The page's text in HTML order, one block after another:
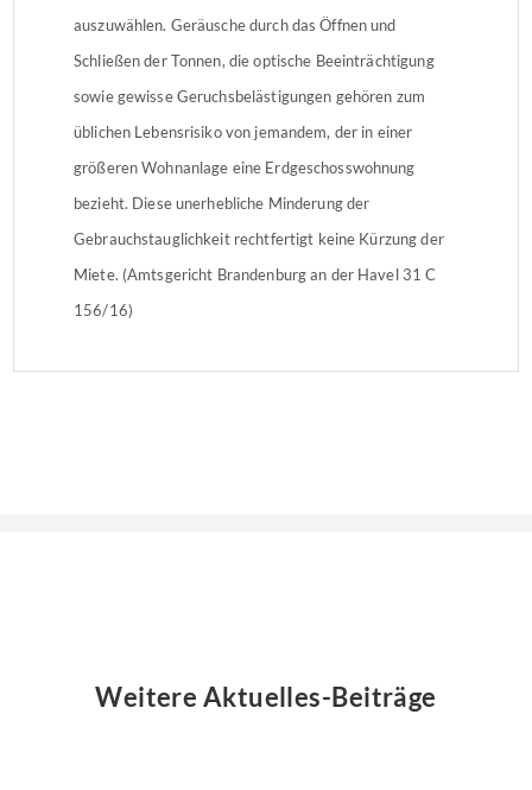
auszuwählen. Geräusche durch das Öffnen und
Schließen der Tonnen, die optische Beeinträchtigung
sowie gewisse Geruchsbelästigungen gehören zum
üblichen Lebensrisiko von jemandem, der in einer
größeren Wohnanlage eine Erdgeschosswohnung
bezieht. Diese unerhebliche Minderung der
Gebrauchstauglichkeit rechtfertigt keine Kürzung der
Miete. (Amtsgericht Brandenburg an der Havel 31 C
156/16)
Weitere Aktuelles-Beiträge